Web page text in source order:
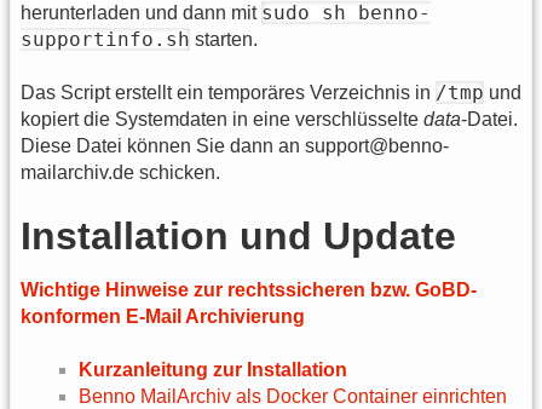
herunterladen und dann mit sudo sh benno-
supportinfo.sh starten.
Das Script erstellt ein temporäres Verzeichnis in /tmp und
kopiert die Systemdaten in eine verschlüsselte data-Datei.
Diese Datei können Sie dann an support@benno-
mailarchiv.de schicken.
Installation und Update
Wichtige Hinweise zur rechtssicheren bzw. GoBD-
konformen E-Mail Archivierung
Kurzanleitung zur Installation
Benno MailArchiv als Docker Container einrichten